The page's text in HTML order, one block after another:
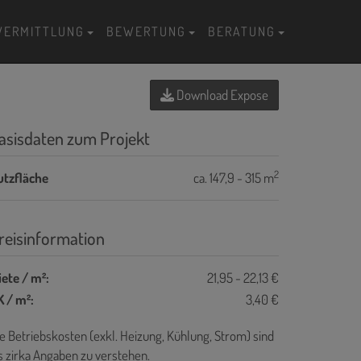
BEWERTUNG BERATUNG
Download Expose
zum Projekt
ca. 147,9 - 315 m2
/ m²:
21,95 - 22,13 €
/ m²:
3,40 €
Betriebskosten (exkl. Heizung, Kühlung, Strom) sind
zirka Angaben zu verstehen.